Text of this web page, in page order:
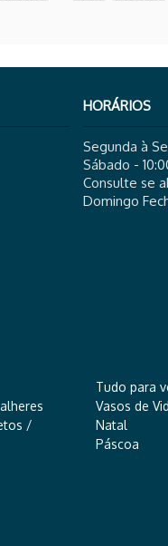
HORÁRIOS
Segunda à
Sábado -
Consulte se
Domingo
/
Tudo para
Vasos de
Natal
Páscoa